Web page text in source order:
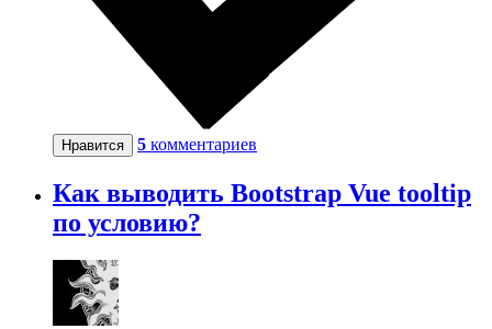
Нравится 5 комментариев
Как выводить Bootstrap Vue tooltip
по условию?